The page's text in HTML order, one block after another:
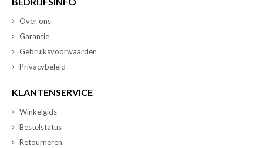
Over ons
Garantie
Gebruiksvoorwaarden
Privacybeleid
KLANTENSERVICE
Winkelgids
Bestelstatus
Retourneren